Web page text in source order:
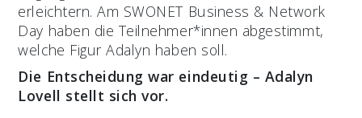
erleichtern. Am SWONET Business & Network
Day haben die Teilnehmer*innen abgestimmt,
welche Figur Adalyn haben soll.
Die Entscheidung war eindeutig – Adalyn
Lovell stellt sich vor.